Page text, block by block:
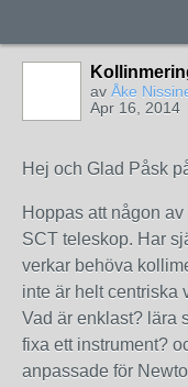
av Åke
Apr 16, 2014
Hej och Glad Påsk
Hoppas att någon
SCT teleskop. Har
verkar behöva
inte är helt centriska
Vad är enklast? lära
fixa ett instrument?
anpassade för